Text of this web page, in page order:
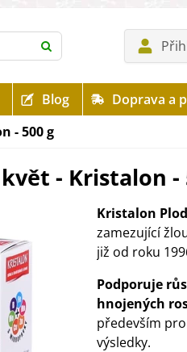
Blog Doprava a
- 500 g
- Kristalon -
Kristalon
zamezující
již od roku
Podporuje
hnojených
především
výsledky.